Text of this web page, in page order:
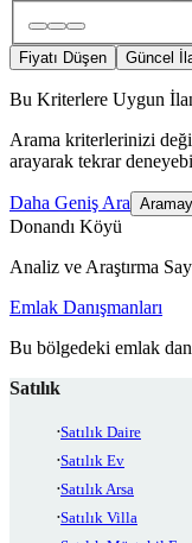
Fiyatı Düşen Güncel
Bu Kriterlere Uygun
Arama kriterlerinizi
arayarak tekrar
Daha Geniş Ara
Donandı Köyü
Analiz ve Araştırma
Emlak Danışmanları
Bu bölgedeki emlak
Satılık
Satılık Daire
Satılık Ev
Satılık Arsa
Satılık Villa